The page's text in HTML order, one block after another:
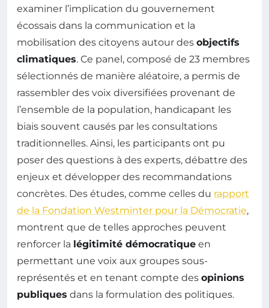
examiner l’implication du gouvernement
écossais dans la communication et la
mobilisation des citoyens autour des objectifs
climatiques. Ce panel, composé de 23 membres
sélectionnés de manière aléatoire, a permis de
rassembler des voix diversifiées provenant de
l’ensemble de la population, handicapant les
biais souvent causés par les consultations
traditionnelles. Ainsi, les participants ont pu
poser des questions à des experts, débattre des
enjeux et développer des recommandations
concrètes. Des études, comme celles du rapport
de la Fondation Westminter pour la Démocratie,
montrent que de telles approches peuvent
renforcer la légitimité démocratique en
permettant une voix aux groupes sous-
représentés et en tenant compte des opinions
publiques dans la formulation des politiques.